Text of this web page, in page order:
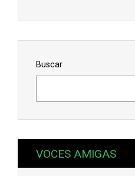
Buscar
VOCES AMIGAS